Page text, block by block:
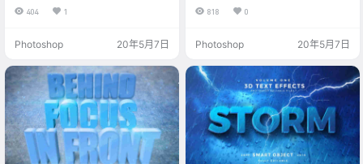
404 1
Photoshop 20年5月7日
818 0
Photoshop 20年5月7日